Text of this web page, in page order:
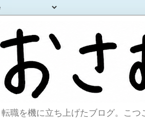
転職を機に立ち上げたブログ。こ